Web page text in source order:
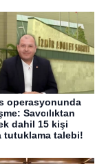
operasyonunda
Savcılıktan
dahil 15 kişi
tutuklama talebi!